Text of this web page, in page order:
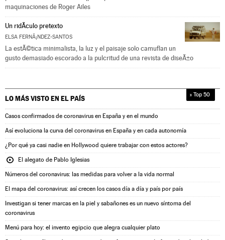
maquinaciones de Roger Ailes
Un ridÃ­culo pretexto
ELSA FERNÃ¡NDEZ-SANTOS
La estÃ©tica minimalista, la luz y el paisaje solo camuflan un
gusto demasiado escorado a la pulcritud de una revista de diseÃ±o
LO MÁS VISTO EN EL PAÍS » Top 50
Casos confirmados de coronavirus en España y en el mundo
Así evoluciona la curva del coronavirus en España y en cada autonomía
¿Por qué ya casi nadie en Hollywood quiere trabajar con estos actores?
El alegato de Pablo Iglesias
Números del coronavirus: las medidas para volver a la vida normal
El mapa del coronavirus: así crecen los casos día a día y país por país
Investigan si tener marcas en la piel y sabañones es un nuevo síntoma del
coronavirus
Menú para hoy: el invento egipcio que alegra cualquier plato